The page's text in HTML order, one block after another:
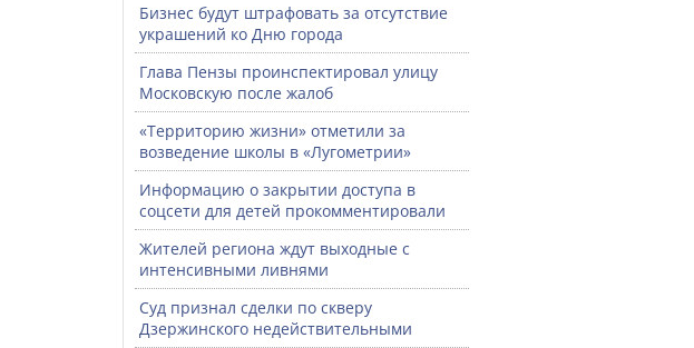
Бизнес будут штрафовать за отсутствие
украшений ко Дню города
Глава Пензы проинспектировал улицу
Московскую после жалоб
«Территорию жизни» отметили за
возведение школы в «Лугометрии»
Информацию о закрытии доступа в
соцсети для детей прокомментировали
Жителей региона ждут выходные с
интенсивными ливнями
Суд признал сделки по скверу
Дзержинского недействительными